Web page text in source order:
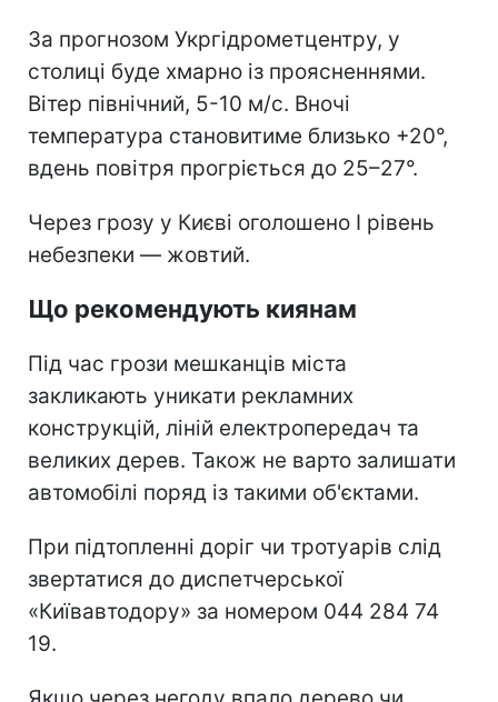
За прогнозом Укргідрометцентру, у
столиці буде хмарно із проясненнями.
Вітер північний, 5-10 м/с. Вночі
температура становитиме близько +20°,
вдень повітря прогріється до 25–27°.
Через грозу у Києві оголошено І рівень
небезпеки — жовтий.
Що рекомендують киянам
Під час грози мешканців міста
закликають уникати рекламних
конструкцій, ліній електропередач та
великих дерев. Також не варто залишати
автомобілі поряд із такими об'єктами.
При підтопленні доріг чи тротуарів слід
звертатися до диспетчерської
«Київавтодору» за номером 044 284 74
19.